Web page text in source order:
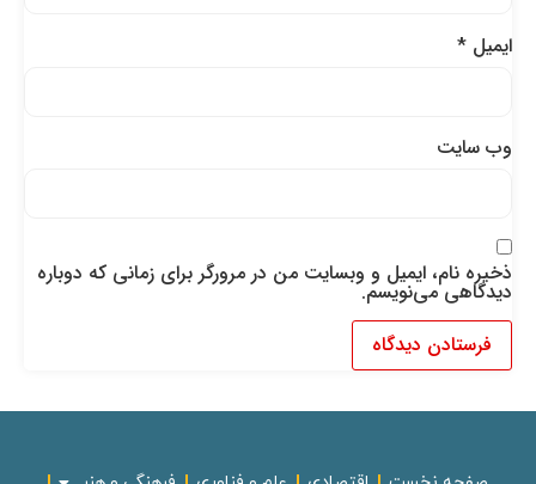
ایمیل*
وب‌ سایت
ذخیره نام، ایمیل و وبسایت من در مرورگر برای زمانی که دوباره
دیدگاهی می‌نویسم.